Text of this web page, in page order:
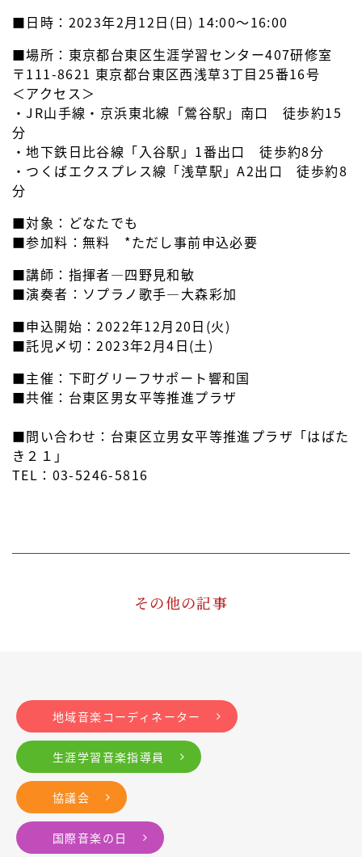
■日時：2023年2月12日(日) 14:00～16:00
■場所：東京都台東区生涯学習センター407研修室
〒111-8621 東京都台東区西浅草3丁目25番16号
＜アクセス＞
・JR山手線・京浜東北線「鶯谷駅」南口 徒歩約15
分
・地下鉄日比谷線「入谷駅」1番出口 徒歩約8分
・つくばエクスプレス線「浅草駅」A2出口 徒歩約8
分
■対象：どなたでも
■参加料：無料 *ただし事前申込必要
■講師：指揮者―四野見和敏
■演奏者：ソプラノ歌手―大森彩加
■申込開始：2022年12月20日(火)
■託児〆切：2023年2月4日(土)
■主催：下町グリーフサポート響和国
■共催：台東区男女平等推進プラザ
■問い合わせ：台東区立男女平等推進プラザ「はばた
き２１」
TEL：03-5246-5816
その他の記事
地域音楽コーディネーター
生涯学習音楽指導員
協議会
国際音楽の日